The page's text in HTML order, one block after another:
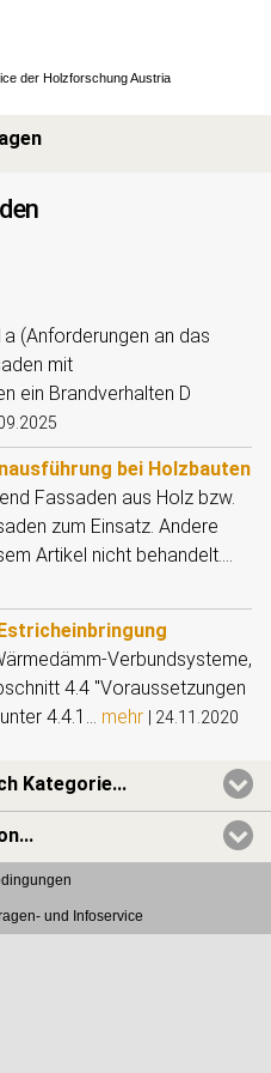
der Holzforschung Austria
(Anforderungen an das
mit
ein Brandverhalten D
bei Holzbauten
Fassaden aus Holz bzw.
zum Einsatz. Andere
Artikel nicht behandelt....
Verbundsysteme,
4.4 "Voraussetzungen
4.4.1... mehr 24.11.2020
Kategorie...
und Infoservice